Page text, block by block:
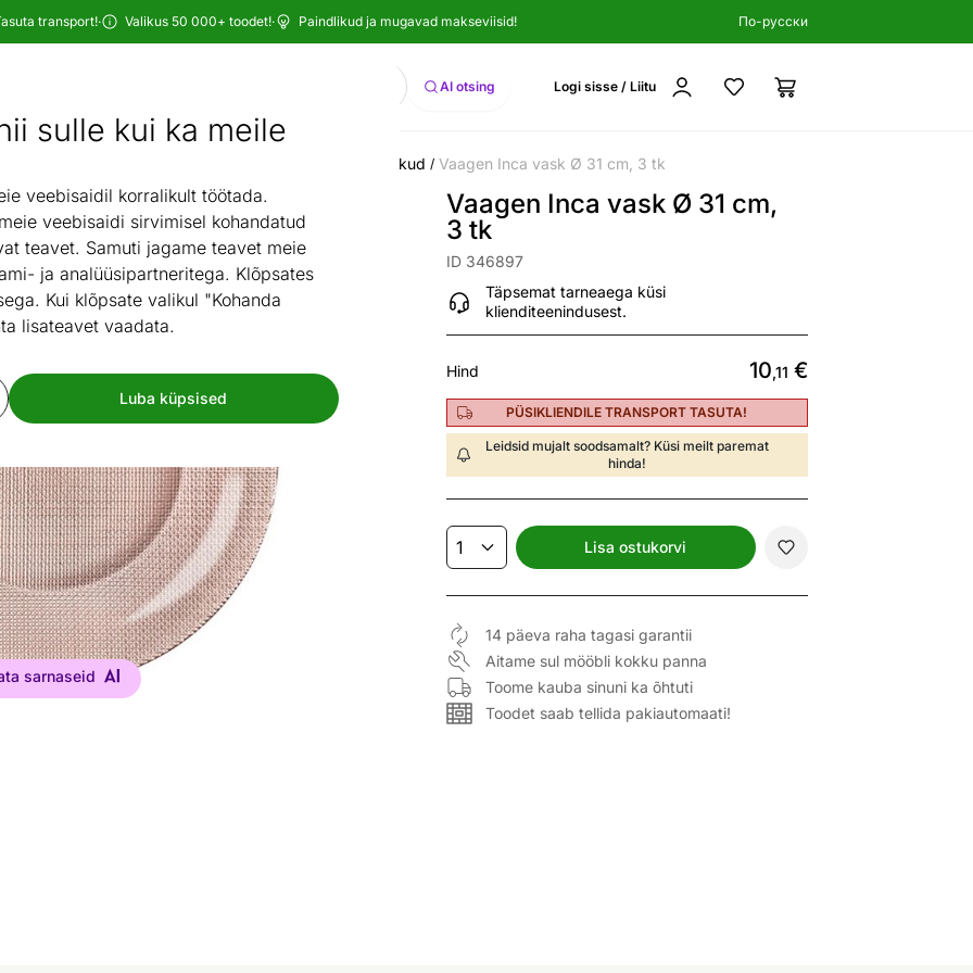
sulle kui ka meile
veebisaidil korralikult töötada.
veebisaidi sirvimisel kohandatud
teavet. Samuti jagame teavet meie
ja analüüsipartneritega. Klõpsates
Kui klõpsate valikul "Kohanda
lisateavet vaadata.
Luba küpsised
transport!· Valikus 50 000+ toodet!· Paindlikud ja mugavad makseviisid! По-русски
Otsi AI otsing Logi sisse / Liitu
Praetaldrikud / Vaagen Inca vask Ø 31 cm, 3 tk
sarnaseid
Vaagen Inca vask Ø 31 cm,
3 tk
ID 346897
Täpsemat tarneaega küsi
klienditeenindusest.
Hind 10,11 €
PÜSIKLIENDILE TRANSPORT TASUTA!
Leidsid mujalt soodsamalt? Küsi meilt paremat
hinda!
Lisa ostukorvi
14 päeva raha tagasi garantii
Aitame sul mööbli kokku panna
Toome kauba sinuni ka õhtuti
Toodet saab tellida pakiautomaati!